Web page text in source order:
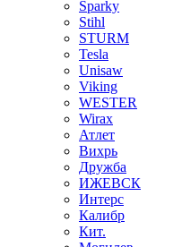
Sparky
Stihl
STURM
Tesla
Unisaw
Viking
WESTER
Wirax
Атлет
Вихрь
Дружба
ИЖЕВСК
Интерс
Калибр
Кит.